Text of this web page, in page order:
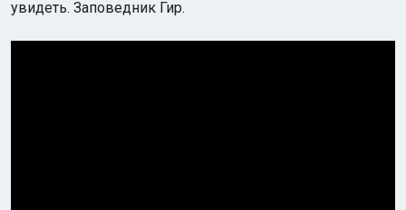
увидеть. Заповедник Гир.